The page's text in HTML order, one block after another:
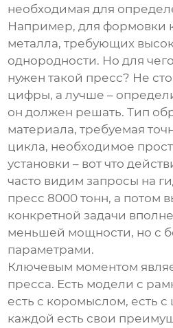
необходимая для
Например, для формовки
металла, требующих
однородности. Но для
нужен такой пресс? Не
цифры, а лучше –
он должен решать. Тип
материала, требуемая
цикла, необходимое
установки – вот что
часто видим запросы на
пресс 8000 тонн, а потом
конкретной задачи
меньшей мощности, но с
параметрами.
Ключевым моментом
пресса. Есть модели с
есть с коромыслом, есть
каждой есть свои